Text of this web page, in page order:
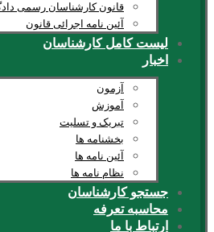
قانون کارشناسان رسمی
آئین نامه اجرائی قانون
لیست کامل کارشناسان
اخبار
آزمون
آموزش
تبریک و تسلیت
بخشنامه ها
آئین نامه ها
نظام نامه ها
جستجو کارشناسان
محاسبه تعرفه
ارتباط با ما